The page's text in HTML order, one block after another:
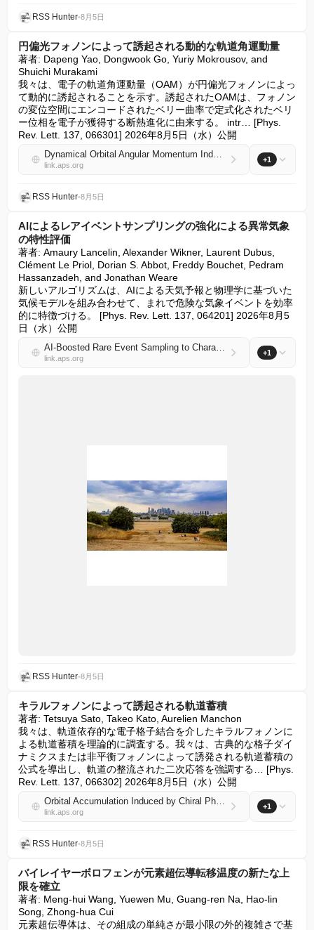
RSS Hunter•8月5日
円偏光フォノンによって誘起される動的な軌道角運動量
著者: Dapeng Yao, Dongwook Go, Yuriy Mokrousov, and
Shuichi Murakami
我々は、電子の軌道角運動量（OAM）が円偏光フォノンによっ
て動的に誘起されることを示す。誘起されたOAMは、フォノン
の変位空間にエンコードされたベリー曲率で定式化されたベリ
ー位相を電子が獲得する断熱進化に由来する。 intr… [Phys.
Rev. Lett. 137, 066301] 2026年8月5日（水）公開
Dynamical Orbital Angular Momentum Induced by Circularly Polarized Phonons
link.aps.org
+1
RSS Hunter•8月5日
AIによるレアイベントサンプリングの強化による異常気象
の特性評価
著者: Amaury Lancelin, Alexander Wikner, Laurent Dubus,
Clément Le Priol, Dorian S. Abbot, Freddy Bouchet, Pedram
Hassanzadeh, and Jonathan Weare
新しいアルゴリズムは、AIによる天気予報と物理学に基づいた
気候モデルを組み合わせて、まれで危険な気象イベントを効率
的に特徴づける。 [Phys. Rev. Lett. 137, 064201] 2026年8月5
日（水）公開
AI-Boosted Rare Event Sampling to Characterize Extreme Weather
link.aps.org
+1
RSS Hunter•8月5日
キラルフォノンによって誘起される軌道蓄積
著者: Tetsuya Sato, Takeo Kato, Aurelien Manchon
我々は、軌道依存的な電子格子結合を介したキラルフォノンに
よる軌道蓄積を理論的に調査する。我々は、古典的な格子ダイ
ナミクスまたは非平衡フォノンによって誘発される軌道蓄積の
公式を導出し、軌道の整流された二次応答を強調する… [Phys.
Rev. Lett. 137, 066302] 2026年8月5日（水）公開
Orbital Accumulation Induced by Chiral Phonons
link.aps.org
+1
RSS Hunter•8月5日
バイレイヤーボロフェンが元素超伝導転移温度の新たな上
限を確立
著者: Meng-hui Wang, Yuewen Mu, Guang-ren Na, Hao-lin
Song, Zhong-hua Cui
元素超伝導体は、その組成の単純さが最小限の外的複雑さで基